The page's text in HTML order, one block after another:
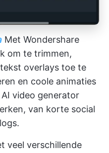
Met Wondershare
om te trimmen,
overlays toe te
en coole animaties
video generator
van korte social
veel verschillende